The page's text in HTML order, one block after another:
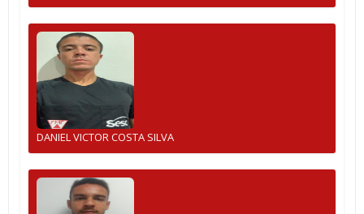
DANIEL VICTOR COSTA SILVA